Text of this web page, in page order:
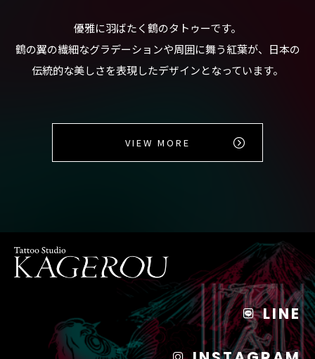
優雅に羽ばたく鶴のタトゥーです。
鶴の翼の繊細なグラデーションや周囲に舞う紅葉が、日本の
伝統的な美しさを表現したデザインとなっています。
VIEW MORE
LINE